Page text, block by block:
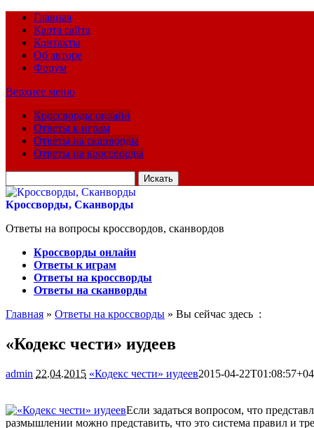
Главная
Карта сайта
Контакты
Об авторе
Форум
Верхнее меню
Кроссворды онлайн
Ответы к играм
Ответы на сканворды
Ответы на кроссворды
для:
Кроссворды, Сканворды
Ответы на вопросы кроссвордов, сканвордов
Кроссворды онлайн
Ответы к играм
Ответы на кроссворды
Ответы на сканворды
Главная » Ответы на кроссворды » Вы сейчас здесь :
«Кодекс чести» иудеев
admin 22.04.2015 «Кодекс чести» иудеев2015-04-
Если задаться вопросом, что
размышлении можно представить, что это система правил и